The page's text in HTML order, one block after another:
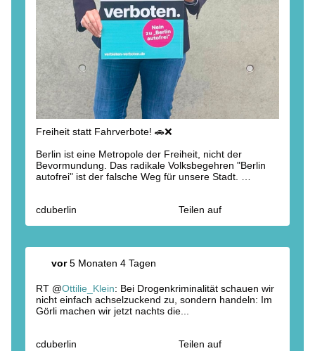
Freiheit statt Fahrverbote! 🚗❌
Berlin ist eine Metropole der Freiheit, nicht der
Bevormundung. Das radikale Volksbegehren "Berlin
autofrei" ist der falsche Weg für unsere Stadt.
verboten. Nein zu "Berlin autofrei".
cduberlin Teilen auf
vor5 Monaten 4 Tagen
RT @Ottilie_Klein: Bei Drogenkriminalität schauen wir
nicht einfach achselzuckend zu, sondern handeln: Im
Görli machen wir jetzt nachts die...
cduberlin Teilen auf